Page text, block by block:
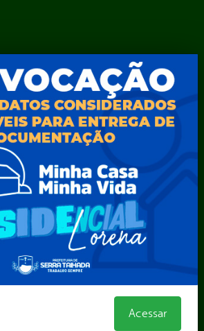
de Meio Ambiente – AMMA
e Cidadania
de Serra Talhada – AESET
Guarda Municipal-CGM
Civil
DE SERRA TALHADA
Prefeito
Acessar